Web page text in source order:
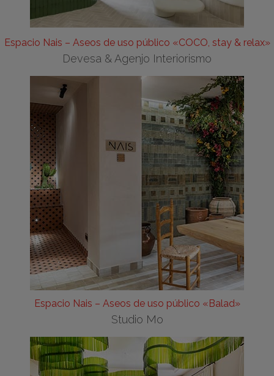
Espacio Nais – Aseos de uso público «COCO, stay & relax»
Devesa & Agenjo Interiorismo
Espacio Nais – Aseos de uso público «Balad»
Studio Mo